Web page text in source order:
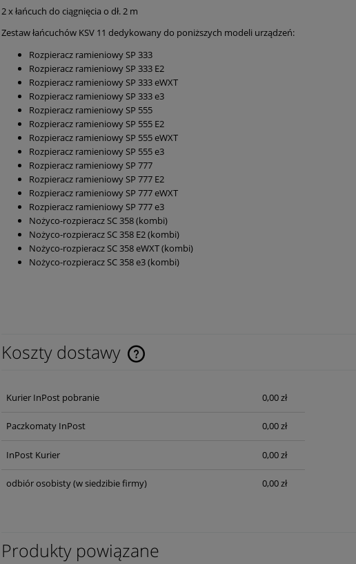
2 x łańcuch do ciągnięcia o dł. 2 m
Zestaw łańcuchów KSV 11 dedykowany do poniższych modeli urządzeń:
Rozpieracz ramieniowy SP 333
Rozpieracz ramieniowy SP 333 E2
Rozpieracz ramieniowy SP 333 eWXT
Rozpieracz ramieniowy SP 333 e3
Rozpieracz ramieniowy SP 555
Rozpieracz ramieniowy SP 555 E2
Rozpieracz ramieniowy SP 555 eWXT
Rozpieracz ramieniowy SP 555 e3
Rozpieracz ramieniowy SP 777
Rozpieracz ramieniowy SP 777 E2
Rozpieracz ramieniowy SP 777 eWXT
Rozpieracz ramieniowy SP 777 e3
Nożyco-rozpieracz SC 358 (kombi)
Nożyco-rozpieracz SC 358 E2 (kombi)
Nożyco-rozpieracz SC 358 eWXT (kombi)
Nożyco-rozpieracz SC 358 e3 (kombi)
Koszty dostawy
Kurier InPost pobranie 0,00 zł
Paczkomaty InPost 0,00 zł
InPost Kurier 0,00 zł
odbiór osobisty(w siedzibie firmy) 0,00 zł
Produkty powiązane